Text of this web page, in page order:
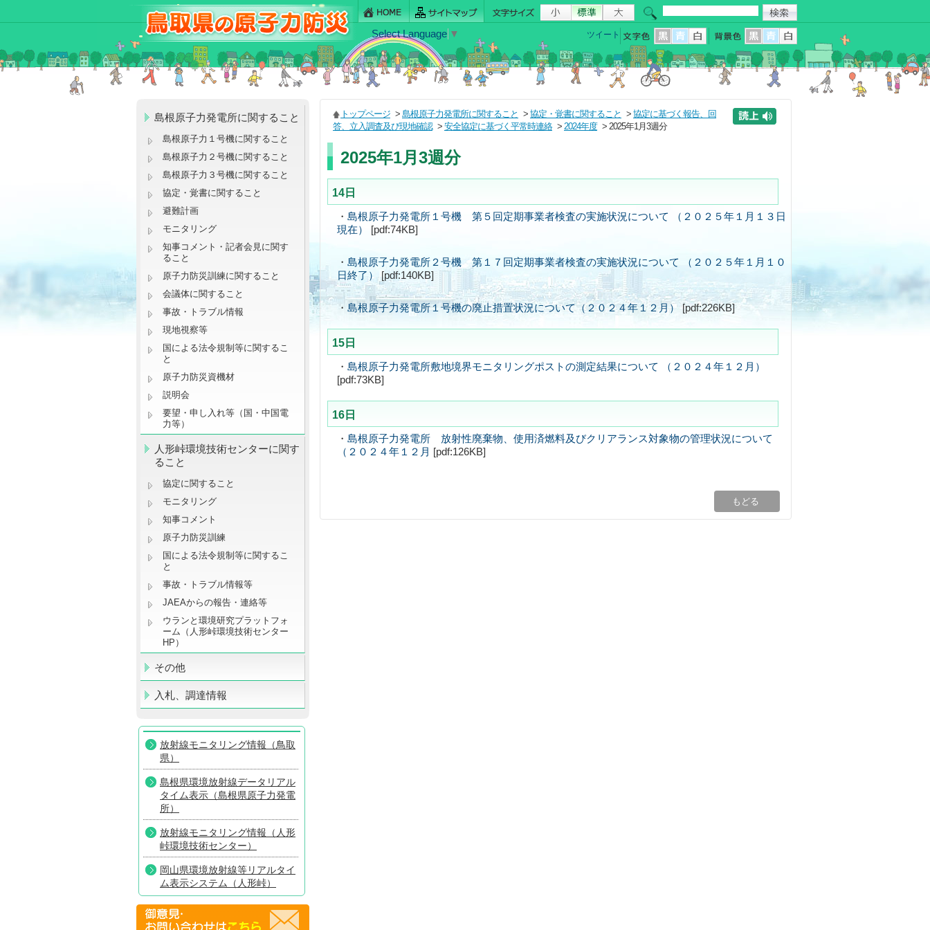
ツイート
Select Language ▼
島根原子力発電所に関すること
島根原子力１号機に関すること
島根原子力２号機に関すること
島根原子力３号機に関すること
協定・覚書に関すること
避難計画
モニタリング
知事コメント・記者会見に関す
ること
原子力防災訓練に関すること
会議体に関すること
事故・トラブル情報
現地視察等
国による法令規制等に関するこ
と
原子力防災資機材
説明会
要望・申し入れ等（国・中国電
力等）
人形峠環境技術センターに関す
ること
協定に関すること
モニタリング
知事コメント
原子力防災訓練
国による法令規制等に関するこ
と
事故・トラブル情報等
JAEAからの報告・連絡等
ウランと環境研究プラットフォ
ーム（人形峠環境技術センター
HP）
その他
入札、調達情報
放射線モニタリング情報（鳥取
県）
島根県環境放射線データリアル
タイム表示（島根県原子力発電
所）
放射線モニタリング情報（人形
峠環境技術センター）
岡山県環境放射線等リアルタイ
ム表示システム（人形峠）
放射線モニタリング情報共有・
公表システム（原子力規制委員
トップページ > 島根原子力発電所に関すること > 協定・覚書に関すること > 協定に基づく報告、回
答、立入調査及び現地確認 > 安全協定に基づく平常時連絡 > 2024年度 > 2025年1月3週分
2025年1月3週分
14日
・ 島根原子力発電所１号機 第５回定期事業者検査の実施状況について （２０２５年１月１３日
現在）
[pdf:74KB]
・ 島根原子力発電所２号機 第１７回定期事業者検査の実施状況について （２０２５年１月１０
日終了）
[pdf:140KB]
・ 島根原子力発電所１号機の廃止措置状況について（２０２４年１２月） [pdf:226KB]
15日
・ 島根原子力発電所敷地境界モニタリングポストの測定結果について （２０２４年１２月）
[pdf:73KB]
16日
・ 島根原子力発電所 放射性廃棄物、使用済燃料及びクリアランス対象物の管理状況について
（２０２４年１２月
[pdf:126KB]
もどる